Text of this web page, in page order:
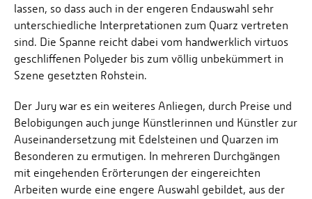
lassen, so dass auch in der engeren Endauswahl sehr
unterschiedliche Interpretationen zum Quarz vertreten
sind. Die Spanne reicht dabei vom handwerklich virtuos
geschliffenen Polyeder bis zum völlig unbekümmert in
Szene gesetzten Rohstein.
Der Jury war es ein weiteres Anliegen, durch Preise und
Belobigungen auch junge Künstlerinnen und Künstler zur
Auseinandersetzung mit Edelsteinen und Quarzen im
Besonderen zu ermutigen. In mehreren Durchgängen
mit eingehenden Erörterungen der eingereichten
Arbeiten wurde eine engere Auswahl gebildet, aus der